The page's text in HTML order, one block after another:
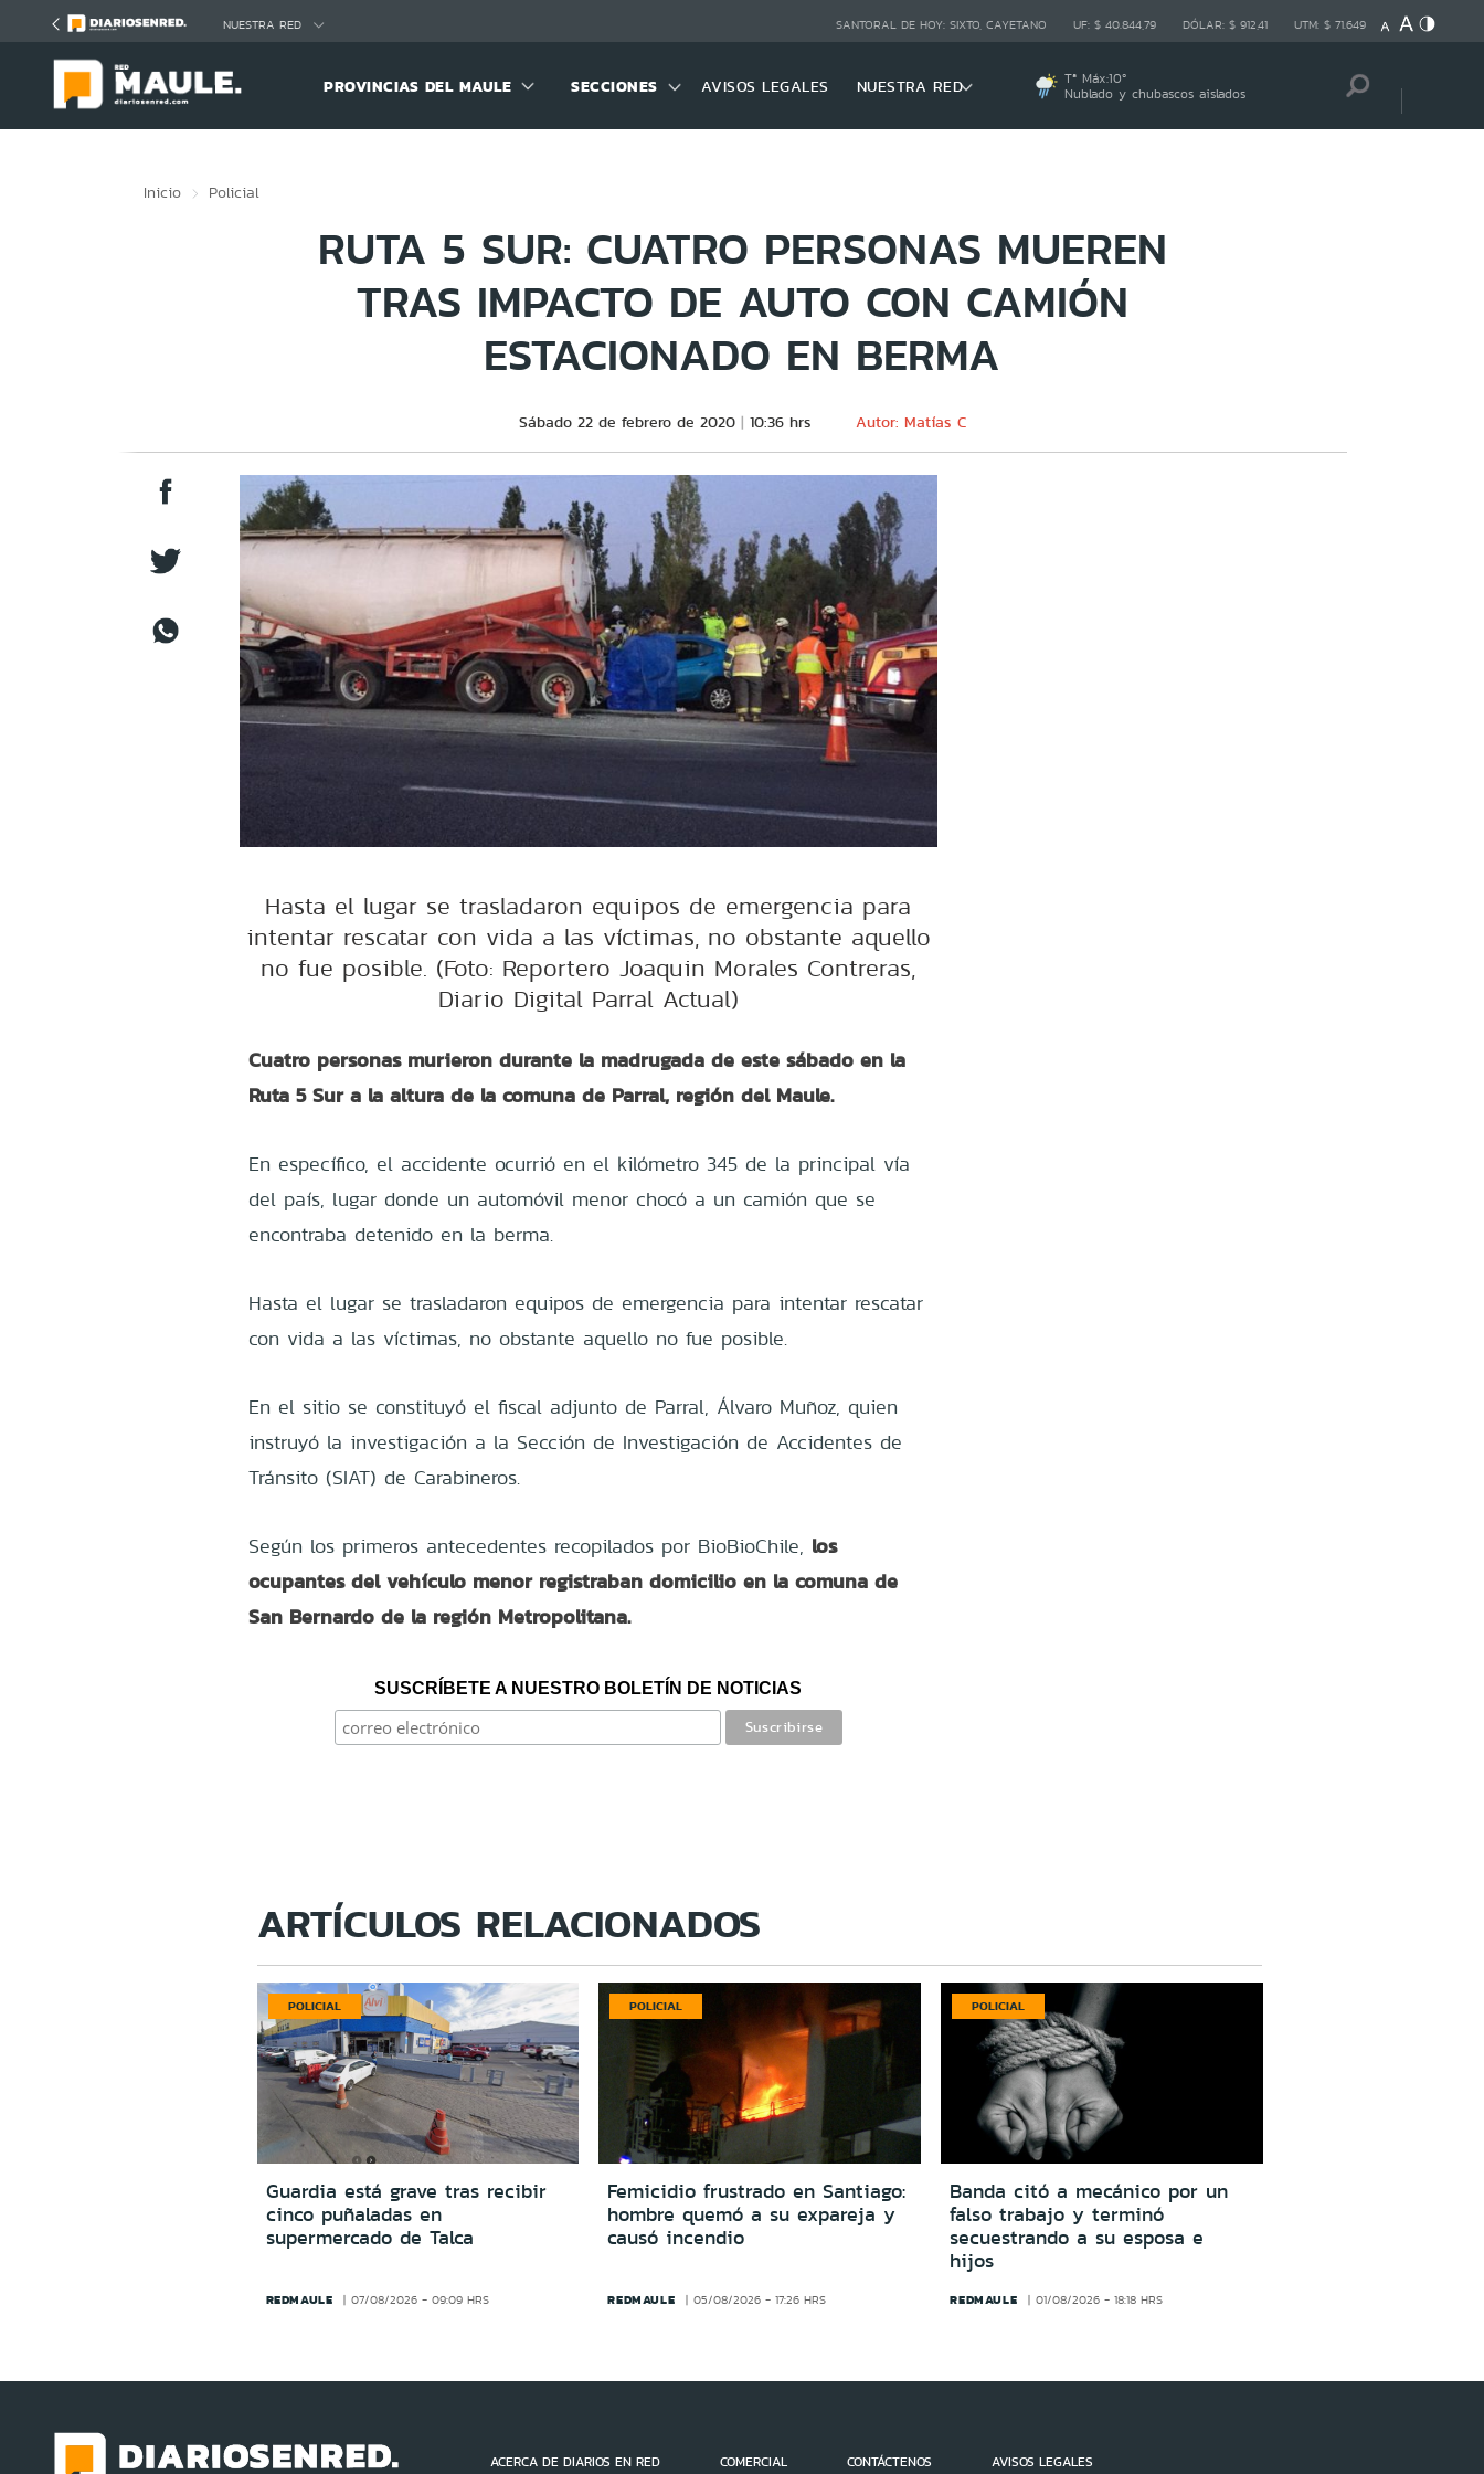
NUESTRA RED SANTORAL DE HOY: SIXTO, CAYETANO UF: $ 40.844,79 DÓLAR: $ 912,41 UTM: $ 71.649
PROVINCIAS DEL MAULE SECCIONES AVISOS LEGALES NUESTRA RED Tª Máx:10º
Nublado y chubascos aislados
Inicio Policial
RUTA 5 SUR: CUATRO PERSONAS MUEREN
TRAS IMPACTO DE AUTO CON CAMIÓN
ESTACIONADO EN BERMA
Sábado 22 de febrero de 2020 10:36 hrs Autor: Matías C
Hasta el lugar se trasladaron equipos de emergencia para
intentar rescatar con vida a las víctimas, no obstante aquello
no fue posible. (Foto: Reportero Joaquin Morales Contreras,
Diario Digital Parral Actual)
Cuatro personas murieron durante la madrugada de este sábado en la
Ruta 5 Sur a la altura de la comuna de Parral, región del Maule.
En específico, el accidente ocurrió en el kilómetro 345 de la principal vía
del país, lugar donde un automóvil menor chocó a un camión que se
encontraba detenido en la berma.
Hasta el lugar se trasladaron equipos de emergencia para intentar rescatar
con vida a las víctimas, no obstante aquello no fue posible.
En el sitio se constituyó el fiscal adjunto de Parral, Álvaro Muñoz, quien
instruyó la investigación a la Sección de Investigación de Accidentes de
Tránsito (SIAT) de Carabineros.
Según los primeros antecedentes recopilados por BioBioChile, los
ocupantes del vehículo menor registraban domicilio en la comuna de
San Bernardo de la región Metropolitana.
SUSCRÍBETE A NUESTRO BOLETÍN DE NOTICIAS
ARTÍCULOS RELACIONADOS
POLICIAL
Guardia está grave tras recibir
cinco puñaladas en
supermercado de Talca
REDMAULE 07/08/2026 - 09:09 HRS
POLICIAL
Femicidio frustrado en Santiago:
hombre quemó a su expareja y
causó incendio
REDMAULE 05/08/2026 - 17:26 HRS
POLICIAL
Banda citó a mecánico por un
falso trabajo y terminó
secuestrando a su esposa e
hijos
REDMAULE 01/08/2026 - 18:18 HRS
ACERCA DE DIARIOS EN RED COMERCIAL CONTÁCTENOS AVISOS LEGALES